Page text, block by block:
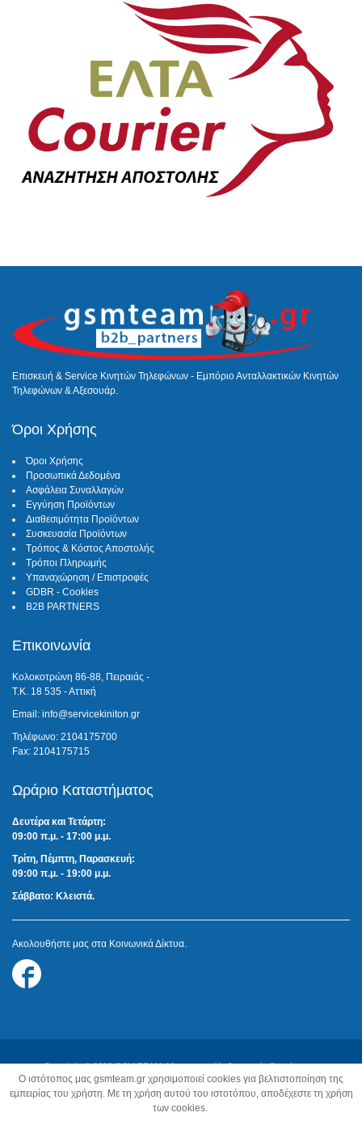
Επισκευή & Service Κινητών Τηλεφώνων - Εμπόριο Ανταλλακτικών Κινητών
Τηλεφώνων & Αξεσουάρ.
Όροι Χρήσης
Όροι Χρήσης
Προσωπικά Δεδομένα
Ασφάλεια Συναλλαγών
Εγγύηση Προϊόντων
Διαθεσιμότητα Προϊόντων
Συσκευασία Προϊόντων
Τρόπος & Κόστος Αποστολής
Τρόποι Πληρωμής
Υπαναχώρηση / Επιστροφές
GDBR - Cookies
B2B PARTNERS
Επικοινωνία
Κολοκοτρώνη 86-88, Πειραιάς -
Τ.Κ. 18 535 - Αττική
Email: info@servicekiniton.gr
Τηλέφωνο: 2104175700
Fax: 2104175715
Ωράριο Καταστήματος
Δευτέρα και Τετάρτη:
09:00 π.μ. - 17:00 μ.μ.
Τρίτη, Πέμπτη, Παρασκευή:
09:00 π.μ. - 19:00 μ.μ.
Σάββατο: Κλειστά.
Ακολουθήστε μας στα Κοινωνικά Δίκτυα.
us
Copyright © 2018 GSM TEAM. Με την επιφύλαξη παντός δικαιώματος.
Κατασκευή Ιστοσελίδων:Z-Design.gr
O ιστότοπος μας gsmteam.gr χρησιμοποιεί cookies για βελτιστοποίηση της
εμπειρίας του χρήστη. Με τη χρήση αυτού του ιστοτόπου, αποδέχεστε τη χρήση
των cookies.